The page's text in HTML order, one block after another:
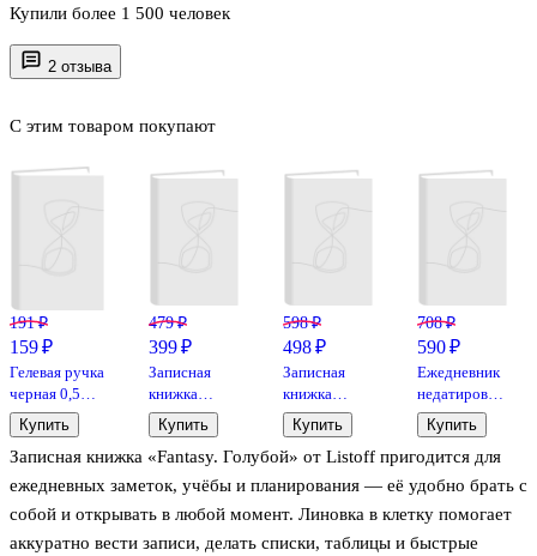
2 отзыва
Записная книжка «Fantasy. Голубой» от Listoff пригодится для
ежедневных заметок, учёбы и планирования — её удобно брать с
собой и открывать в любой момент. Линовка в клетку помогает
аккуратно вести записи, делать списки, таблицы и быстрые
С этим товаром покупают
191 ₽
159 ₽
Гелевая ручка
черная 0,5
мм, Prima,
Yoi, в
ассортименте
Купить
479 ₽
399 ₽
Записная
книжка
«Gallery.
Каштановый»
А6, 80
листов в
экокожа,
Listoff
Купить
598 ₽
498 ₽
Записная
книжка
«Софт-тач»,
мятная, А6–,
120 листов
Купить
708 ₽
590 ₽
Ежедневник
недатированный
«Виннер»
А5, мятный,
120 листов,
экокожа,
Купить
Купили более 1 500 человек